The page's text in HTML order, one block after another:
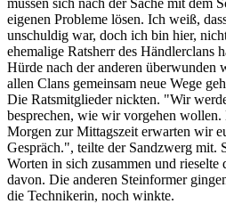
eigenen Probleme lösen. Ich weiß,
unschuldig war, doch ich bin hier,
ehemalige Ratsherr des Händlerclans
Hürde nach der anderen überwunden
allen Clans gemeinsam neue Wege
Die Ratsmitglieder nickten. "Wir
besprechen, wie wir vorgehen wollen.
Morgen zur Mittagszeit erwarten wir
Gespräch.", teilte der Sandzwerg mit.
Worten in sich zusammen und rieselte
davon. Die anderen Steinformer
die Technikerin, noch winkte.